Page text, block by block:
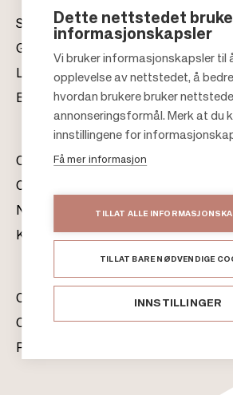
o
t
Senter
Gavekort
Leiekontakt
Bærekraft
Om oss
Citylife
Nyhetsrom
Kontakter
Citycon Norge
Cookie Policy
Personvernerklæring
Dette nettstedet
informasjonskapsler
Vi bruker informasjonskapsler til
opplevelse av nettstedet, å
hvordan brukere bruker
annonseringsformål. Merk at du
innstillingene for
Få mer informasjon
TILLAT ALLE
TILLAT BARE NØDVENDIGE
INNSTILLINGER